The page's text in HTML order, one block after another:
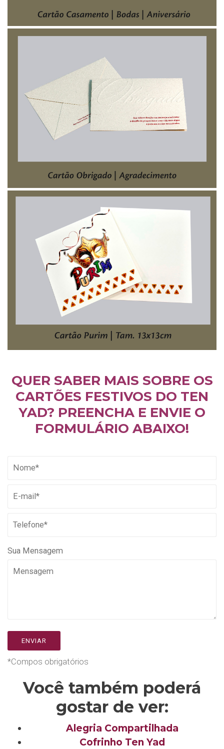
QUER SABER MAIS SOBRE OS
CARTÕES FESTIVOS DO TEN
YAD? PREENCHA E ENVIE O
FORMULÁRIO ABAIXO!
Sua Mensagem
*Compos obrigatórios
Você também poderá
gostar de ver:
Alegria Compartilhada
Cofrinho Ten Yad